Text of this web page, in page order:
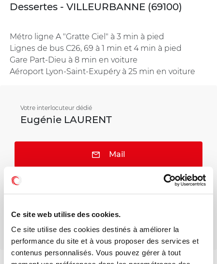
Ce site web utilise des cookies.
Ce site utilise des cookies destinés à améliorer la
performance du site et à vous proposer des services et
contenus personnalisés. Vous pouvez gérer à tout
Dessertes - VILLEURBANNE (69100)
Métro ligne A "Gratte Ciel" à 3 min à pied
Lignes de bus C26, 69 à 1 min et 4 min à pied
Gare Part-Dieu à 8 min en voiture
Aéroport Lyon-Saint-Exupéry à 25 min en voiture
Votre interlocuteur dédié
Eugénie LAURENT
Mail